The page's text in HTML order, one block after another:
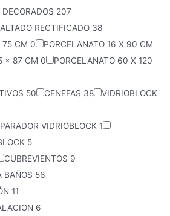
207
RECTIFICADO 38
75 CM 0
PORCELANATO 16 X 90 CM
x 87 CM 0
PORCELANATO 60 X 120
50 CENEFAS 38
VIDRIOBLOCK
VIDRIOBLOCK 1
5
CUBREVIENTOS 9
BAÑOS 56
11
6